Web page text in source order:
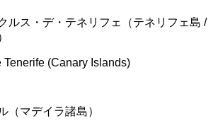
ルス・デ・テネリフェ（テネリフェ島 /
Tenerife (Canary Islands)
（マデイラ諸島）